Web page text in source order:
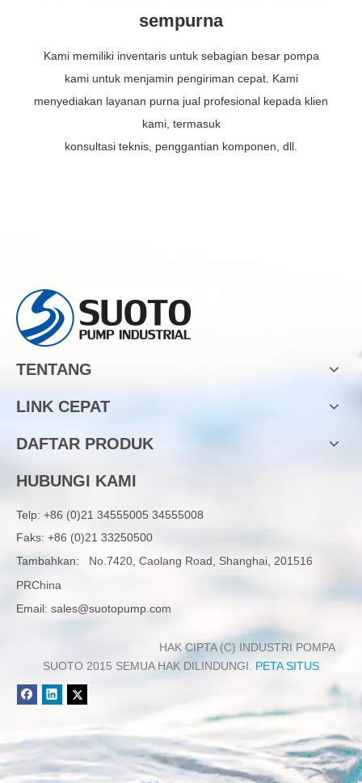
sempurna
Kami memiliki inventaris untuk sebagian besar pompa
kami untuk menjamin pengiriman cepat. Kami
menyediakan layanan purna jual profesional kepada klien
kami, termasuk
konsultasi teknis, penggantian komponen, dll.
TENTANG
LINK CEPAT
DAFTAR PRODUK
HUBUNGI KAMI
Telp: +86 (0)21 34555005 34555008
Faks: +86 (0)21 33250500
Tambahkan: No.7420, Caolang Road, Shanghai, 201516
PRChina
Email: sales@suotopump.com
HAK CIPTA (C) INDUSTRI POMPA
SUOTO 2015 SEMUA HAK DILINDUNGI. PETA SITUS